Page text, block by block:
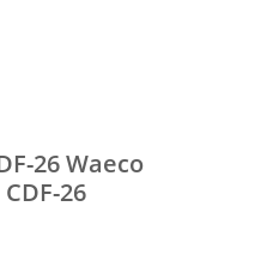
26 Waeco
26